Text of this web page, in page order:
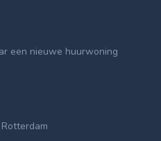
een nieuwe huurwoning